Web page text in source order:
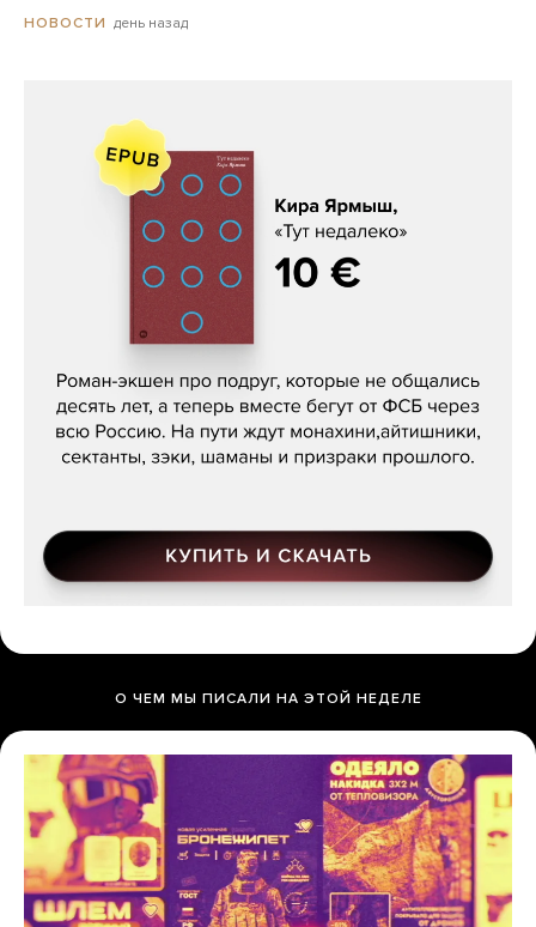
НОВОСТИ день назад
Кира Ярмыш, «Тут недалеко»
О ЧЕМ МЫ ПИСАЛИ НА ЭТОЙ НЕДЕЛЕ